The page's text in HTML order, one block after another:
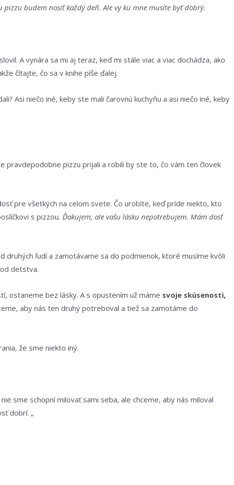
budem nosiť každý deň. Ale vy ku mne musíte byť dobrý.
A vynára sa mi aj teraz, keď mi stále viac a viac dochádza, ako
čítajte, čo sa v knihe píše ďalej.
Asi niečo iné, keby ste mali čarovnú kuchyňu a asi niečo iné, keby
pravdepodobne pizzu prijali a robili by ste to, čo vám ten človek
pre všetkých na celom svete. Čo urobíte, keď príde niekto, kto
s pizzou. Ďakujem, ale vašu lásku nepotrebujem. Mám dosť
ľudí a zamotávame sa do podmienok, ktoré musíme kvôli
detstva.
ostaneme bez lásky. A s opustením už máme svoje skúsenosti,
aby nás ten druhý potreboval a tiež sa zamotáme do
že sme niekto iný.
sme schopní milovať sami seba, ale chceme, aby nás miloval
dobrí. „